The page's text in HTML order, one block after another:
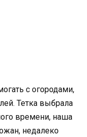
с огородами,
Тетка выбрала
времени, наша
недалеко